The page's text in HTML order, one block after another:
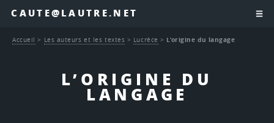
CAUTE@LAUTRE.NET
L’ORIGINE DU
LANGAGE
Accueil > Les auteurs et les textes > Lucrèce > L’origine du langage